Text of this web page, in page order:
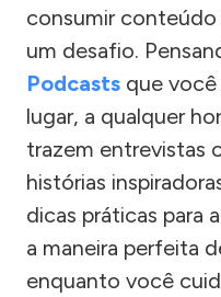
consumir
um desafio.
Podcasts que
lugar, a qualquer
trazem entrevistas
histórias
dicas práticas para
a maneira perfeita
enquanto você